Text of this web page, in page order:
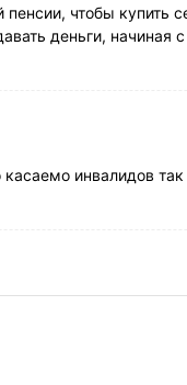
пенсии, чтобы купить
деньги, начиная
инвалидов так